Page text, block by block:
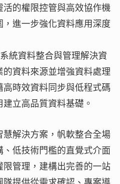
的權限控管與高效協作機
進一步強化資料應用深度
統資料整合與管理解決資
資料來源並增強資料處理
時效資料同步與低程式碼
立高品質資料基礎。
解決方案，帆軟整合全場
低技術門檻的直覺式介面
管理，建構出完善的一站